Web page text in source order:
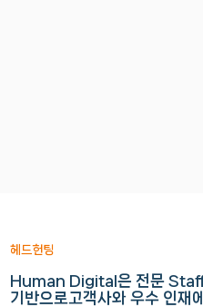
헤드헌팅
Human Digital은 전문
기반으로고객사와 우수 인재